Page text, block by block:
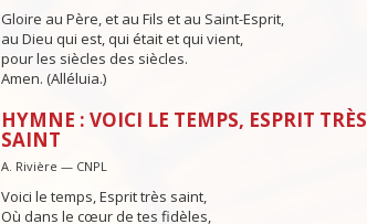
Gloire au Père, et au Fils et au Saint-Esprit,
au Dieu qui est, qui était et qui vient,
pour les siècles des siècles.
Amen. (Alléluia.)
HYMNE : VOICI LE TEMPS, ESPRIT TRÈS
SAINT
A. Rivière — CNPL
Voici le temps, Esprit très saint,
Où dans le cœur de tes fidèles,